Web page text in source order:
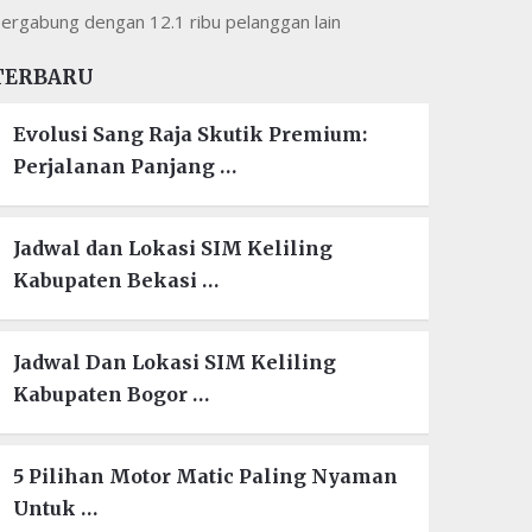
dengan 12.1 ribu pelanggan lain
Evolusi Sang Raja Skutik Premium:
Perjalanan Panjang …
Jadwal dan Lokasi SIM Keliling
Kabupaten Bekasi …
Jadwal Dan Lokasi SIM Keliling
Kabupaten Bogor …
5 Pilihan Motor Matic Paling Nyaman
Untuk …